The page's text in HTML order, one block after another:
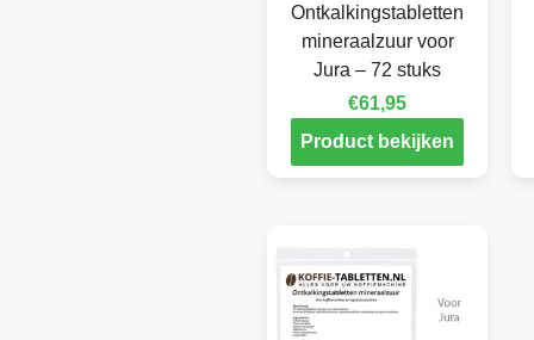
Ontkalkingstabletten
mineraalzuur voor
Jura – 72 stuks
€61,95
Product bekijken